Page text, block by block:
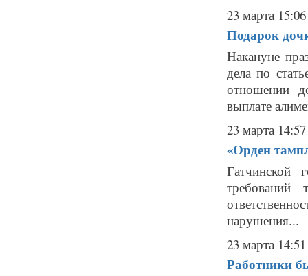
23 марта 15:06
Подарок
Накануне
дела по
отношении
выплате
23 марта 14:57
«Орден
Гатчинской
требований
нарушения...
23 марта 14:51
Работники